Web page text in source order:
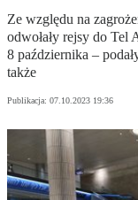
Ze względu na
odwołały rejsy do
8 października –
także
Publikacja: 07.10.2023 19:36